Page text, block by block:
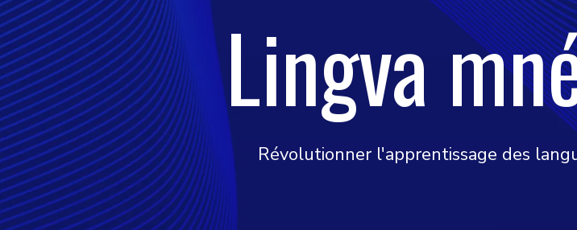
Lingva
Révolutionner l'apprentissage des